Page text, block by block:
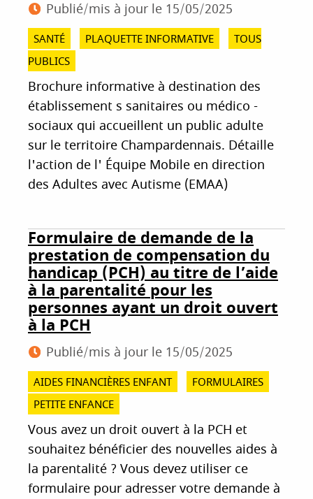
Publié/mis à jour le 15/05/2025
SANTÉ PLAQUETTE INFORMATIVE
TOUS
PUBLICS
Brochure informative à destination des
établissement s sanitaires ou médico -
sociaux qui accueillent un public adulte
sur le territoire Champardennais. Détaille
l'action de l' Équipe Mobile en direction
des Adultes avec Autisme (EMAA)
Formulaire de demande de la
prestation de compensation du
handicap (PCH) au titre de l’aide
à la parentalité pour les
personnes ayant un droit ouvert
à la PCH
Publié/mis à jour le 15/05/2025
AIDES FINANCIÈRES ENFANT
FORMULAIRES
PETITE ENFANCE
Vous avez un droit ouvert à la PCH et
souhaitez bénéficier des nouvelles aides à
la parentalité ? Vous devez utiliser ce
formulaire pour adresser votre demande à